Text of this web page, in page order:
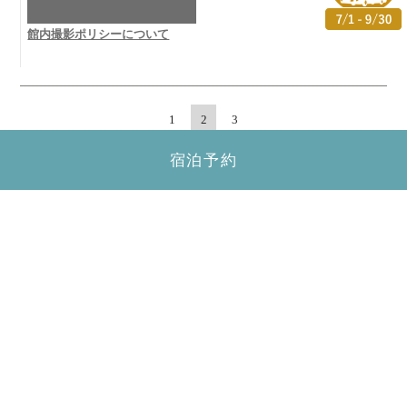
館内撮影ポリシーについて
1 2 3
宿泊予約